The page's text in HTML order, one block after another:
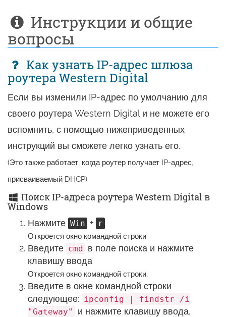
Инструкции и общие
вопросы
Как узнать IP-адрес шлюза
роутера Western Digital
Если вы изменили IP-адрес по умолчанию для
своего роутера Western Digital и не можете его
вспомнить, с помощью нижеприведенных
инструкций вы сможете легко узнать его.
(Это также работает, когда роутер получает IP-адрес,
присваиваемый DHCP)
Поиск IP-адреса роутера Western Digital в
Windows
Нажмите Win + r
Откроется окно командной строки
Введите cmd в поле поиска и нажмите
клавишу ввода
Откроется окно командной строки.
Введите в окне командной строки
следующее: ipconfig | findstr /i
"Gateway"
и нажмите клавишу ввода.